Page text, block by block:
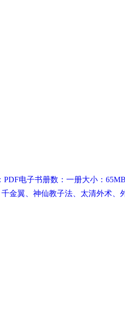
电子书册数：一册大小：
金翼、神仙教子法、太清外术、